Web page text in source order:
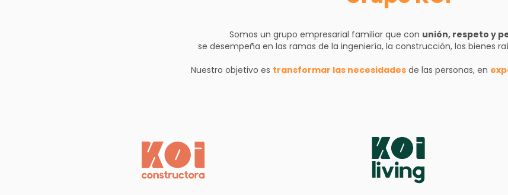
Somos un grupo empresarial familiar que con unión, respeto y
se desempeña en las ramas de la ingeniería, la construcción, los bienes
Nuestro objetivo es transformar las necesidadesde las personas, en